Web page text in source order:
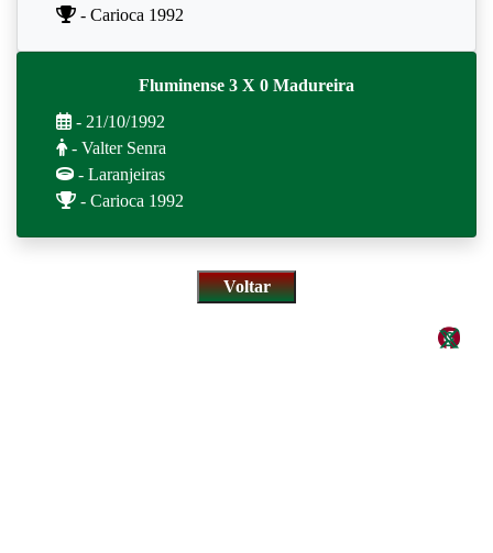
- Carioca 1992
Fluminense 3 X 0 Madureira
- 21/10/1992
- Valter Senra
- Laranjeiras
- Carioca 1992